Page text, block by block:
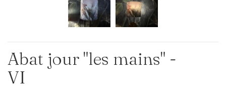
Abat jour "les mains" -
VI